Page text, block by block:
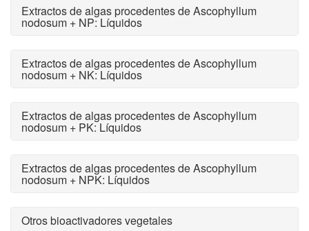
Extractos de algas procedentes de Ascophyllum
nodosum + NP: Líquidos
Extractos de algas procedentes de Ascophyllum
nodosum + NK: Líquidos
Extractos de algas procedentes de Ascophyllum
nodosum + PK: Líquidos
Extractos de algas procedentes de Ascophyllum
nodosum + NPK: Líquidos
Otros bioactivadores vegetales